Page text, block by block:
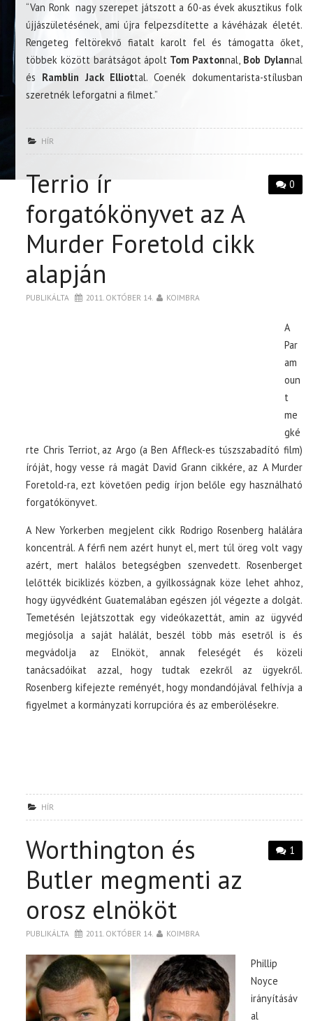
“Van Ronk nagy szerepet játszott a 60-as évek akusztikus folk
újjászületésének, ami újra felpezsdítette a kávéházak életét.
Rengeteg feltörekvő fiatalt karolt fel és támogatta őket,
többek között barátságot ápolt Tom Paxtonnal, Bob Dylannal
és Ramblin Jack Elliottal. Coenék dokumentarista-stílusban
szeretnék leforgatni a filmet.”
HÍR
0
Terrio ír
forgatókönyvet az A
Murder Foretold cikk
alapján
PUBLIKÁLTA 2011. OKTÓBER 14. KOIMBRA
A
Par
am
oun
t
me
gké
rte Chris Terriot, az Argo (a Ben Affleck-es túszszabadító film)
íróját, hogy vesse rá magát David Grann cikkére, az A Murder
Foretold-ra, ezt követően pedig írjon belőle egy használható
forgatókönyvet.
A New Yorkerben megjelent cikk Rodrigo Rosenberg halálára
koncentrál. A férfi nem azért hunyt el, mert túl öreg volt vagy
azért, mert halálos betegségben szenvedett. Rosenberget
lelőtték biciklizés közben, a gyilkosságnak köze lehet ahhoz,
hogy ügyvédként Guatemalában egészen jól végezte a dolgát.
Temetésén lejátszottak egy videókazettát, amin az ügyvéd
megjósolja a saját halálát, beszél több más esetről is és
megvádolja az Elnököt, annak feleségét és közeli
tanácsadóikat azzal, hogy tudtak ezekről az ügyekről.
Rosenberg kifejezte reményét, hogy mondandójával felhívja a
figyelmet a kormányzati korrupcióra és az emberölésekre.
HÍR
1
Worthington és
Butler megmenti az
orosz elnököt
PUBLIKÁLTA 2011. OKTÓBER 14. KOIMBRA
Phillip
Noyce
irányításáv
al